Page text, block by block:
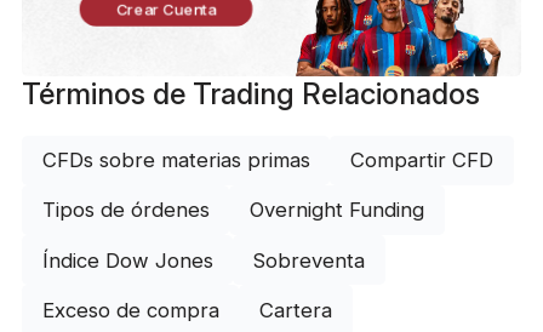
Crear Cuenta
Términos de Trading Relacionados
CFDs sobre materias primas Compartir CFD
Tipos de órdenes Overnight Funding
Índice Dow Jones Sobreventa
Exceso de compra Cartera